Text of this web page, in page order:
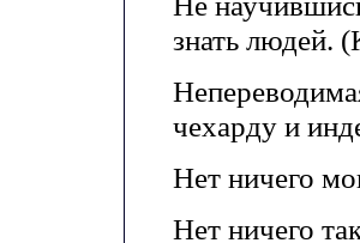
знать людей.
чехарду и
Нет ничего
Нет ничего